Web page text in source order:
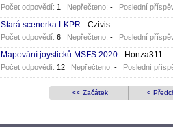
Počet odpovědí: 1 Nepřečteno: -Poslední
Stará scenerka LKPR - Czivis
Počet odpovědí: 6Nepřečteno: -Poslední
Mapování joysticků MSFS 2020- Honza311
Počet odpovědí: 12Nepřečteno: -Poslední
<< Začátek <